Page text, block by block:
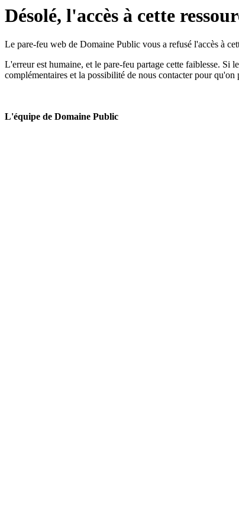
Désolé, l'accès à cette
Le pare-feu web de Domaine Public vous a refusé l'accès à
L'erreur est humaine, et le pare-feu partage cette faiblesse. Si
complémentaires et la possibilité de nous contacter pour qu'on
L'équipe de Domaine Public